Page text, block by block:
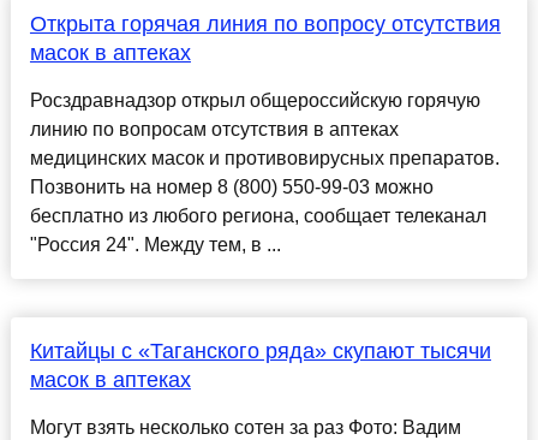
Открыта горячая линия по вопросу отсутствия
масок в аптеках
Росздравнадзор открыл общероссийскую горячую
линию по вопросам отсутствия в аптеках
медицинских масок и противовирусных препаратов.
Позвонить на номер 8 (800) 550-99-03 можно
бесплатно из любого региона, сообщает телеканал
"Россия 24". Между тем, в ...
Китайцы с «Таганского ряда» скупают тысячи
масок в аптеках
Могут взять несколько сотен за раз Фото: Вадим